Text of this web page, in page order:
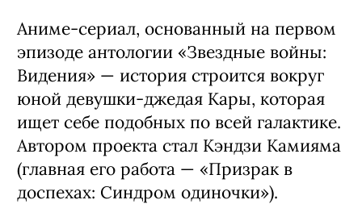
Аниме-сериал, основанный на первом
эпизоде антологии «Звездные войны:
Видения» — история строится вокруг
юной девушки-джедая Кары, которая
ищет себе подобных по всей галактике.
Автором проекта стал Кэндзи Камияма
(главная его работа — «Призрак в
доспехах: Синдром одиночки»).